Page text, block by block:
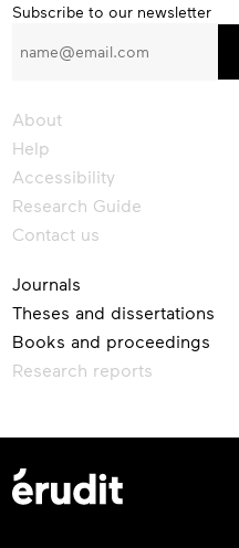
Subscribe
our
Subscribe to our newsletter
About
Help
Accessibility
Research Guide
Contact us
Journals
Theses and dissertations
Books and proceedings
Research reports